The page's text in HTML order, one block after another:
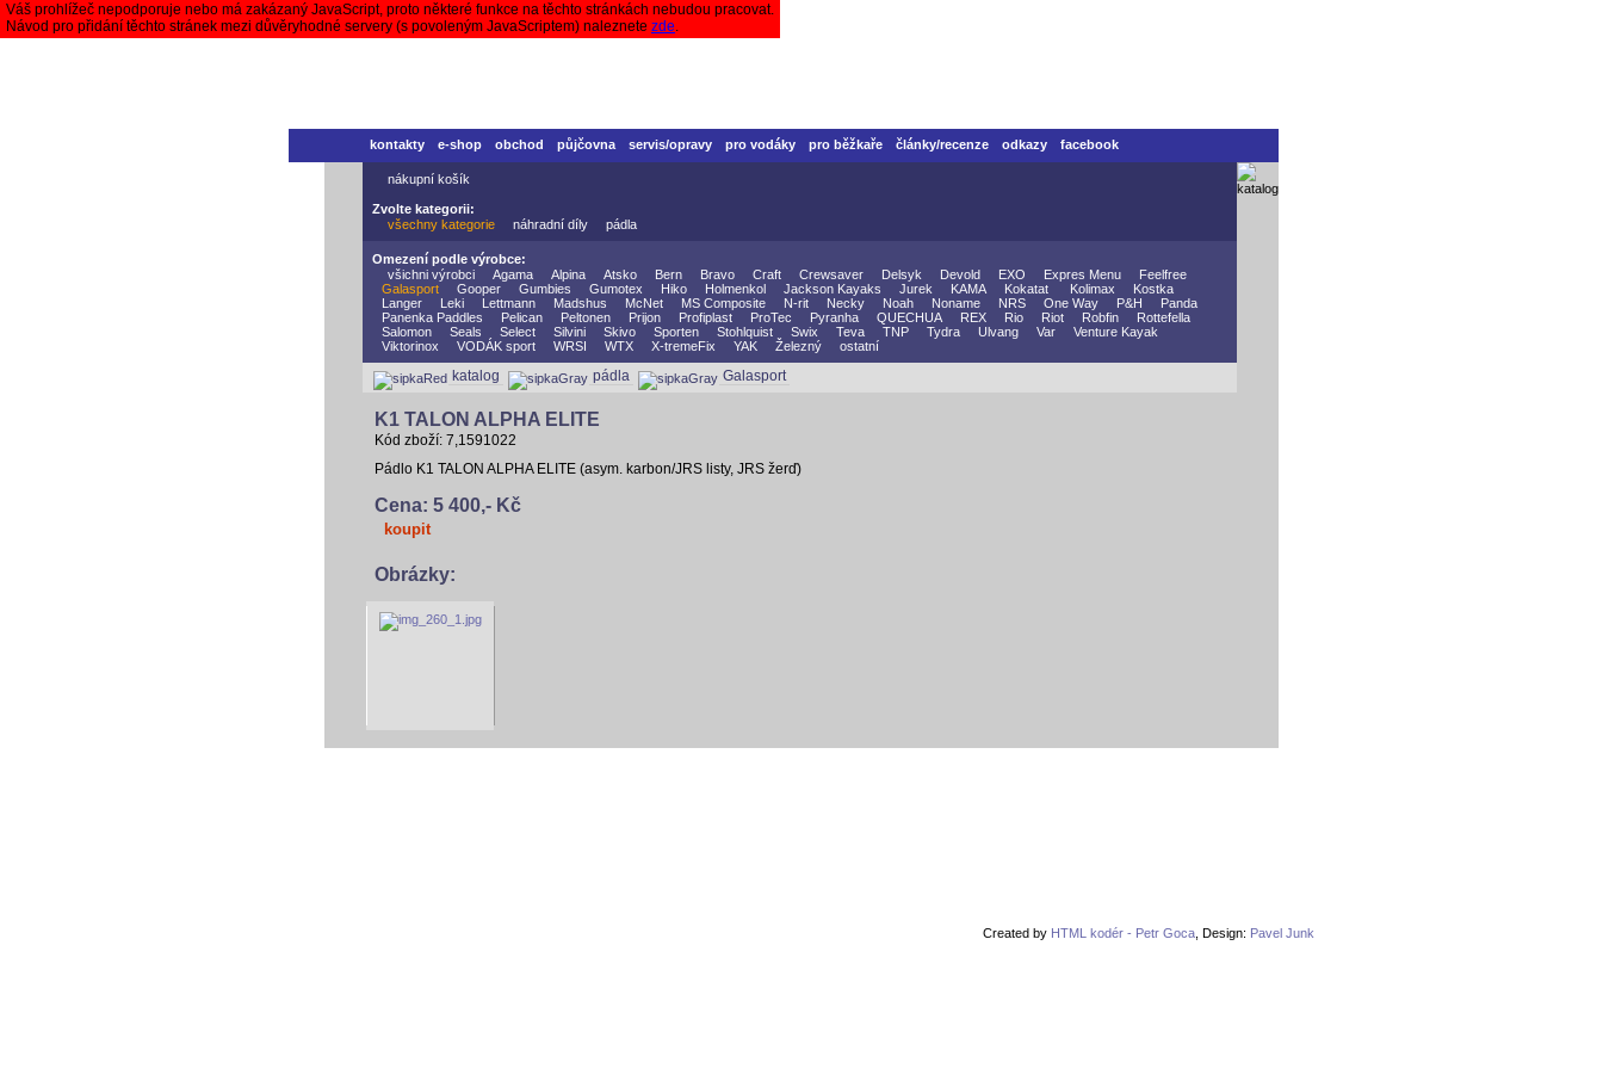
Váš prohlížeč nepodporuje nebo má zakázaný JavaScript, proto některé funkce na těchto stránkách nebudou pracovat.
Návod pro přidání těchto stránek mezi důvěryhodné servery (s povoleným JavaScriptem) naleznete zde.
kontakty e-shop obchod půjčovna servis/opravy pro vodáky pro běžkaře články/recenze odkazy facebook
nákupní košík
Zvolte kategorii:
všechny kategorie
náhradní díly pádla
Omezení podle výrobce:
všichni výrobci
Agama Alpina Atsko Bern Bravo Craft Crewsaver Delsyk Devold EXO Expres Menu
Feelfree
Galasport
Gooper Gumbies Gumotex Hiko Holmenkol Jackson Kayaks Jurek KAMA Kokatat Kolimax
Kostka
Langer
Leki Lettmann Madshus McNet MS Composite N-rit Necky Noah Noname NRS One Way P&H
Panda
Panenka Paddles
Pelican Peltonen Prijon Profiplast ProTec Pyranha QUECHUA REX Rio Riot Robfin
Rottefella
Salomon
Seals Select Silvini Skivo Sporten Stohlquist Swix Teva TNP Tydra Ulvang Var
Venture Kayak
Viktorinox
VODÁK sport WRSI WTX X-tremeFix YAK Železný ostatní
katalog pádla Galasport
K1 TALON ALPHA ELITE
Kód zboží: 7,1591022
Pádlo K1 TALON ALPHA ELITE (asym. karbon/JRS listy, JRS žerď)
Cena: 5 400,- Kč
koupit
Obrázky:
Created by HTML kodér - Petr Goca , Design: Pavel Junk